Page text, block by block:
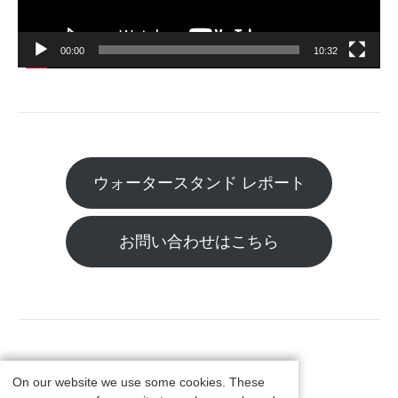
00:00 10:32
ウォータースタンド レポート
お問い合わせはこちら
On our website we use some cookies. These